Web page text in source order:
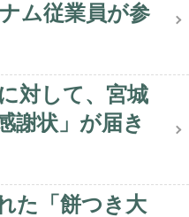
ム従業員が参
対して、宮城
謝状」が届き
た「餅つき大